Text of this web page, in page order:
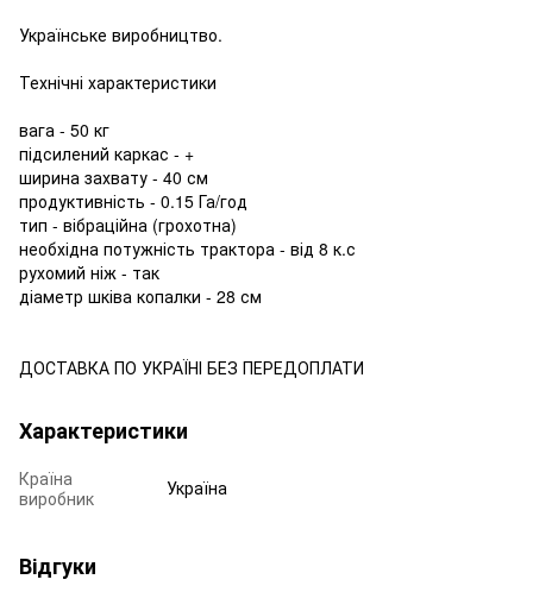
Українське виробництво.
Технічні характеристики
вага - 50 кг
підсилений каркас - +
ширина захвату - 40 см
продуктивність - 0.15 Га/год
тип - вібраційна (грохотна)
необхідна потужність трактора - від 8 к.с
рухомий ніж - так
діаметр шківа копалки - 28 см
ДОСТАВКА ПО УКРАЇНІ БЕЗ ПЕРЕДОПЛАТИ
Характеристики
Країна
виробник
Україна
Відгуки